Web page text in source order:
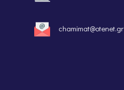
chamimat@otenet.gr